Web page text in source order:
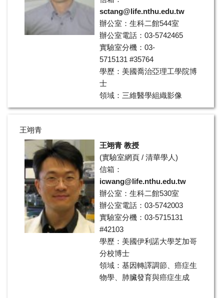
sctang@life.nthu.edu.tw
辦公室：生科二館544室
辦公室電話：03-5742465
實驗室分機：03-
5715131 #35764
學歷：美國喬治亞理工學院博
士
領域：三維醫學組織影像
王翊青
王翊青 教授
(實驗室網頁 / 清華學人)
信箱：
icwang@life.nthu.edu.tw
辦公室：生科二館530室
辦公室電話：03-5742003
實驗室分機：03-5715131
#42103
學歷：美國伊利諾大學芝加哥
分校博士
領域：基因轉譯調節、癌症生
物學、肺臟發育與癌症生成